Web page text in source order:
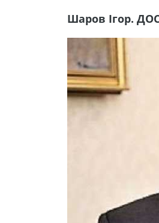
Шаров Ігор.